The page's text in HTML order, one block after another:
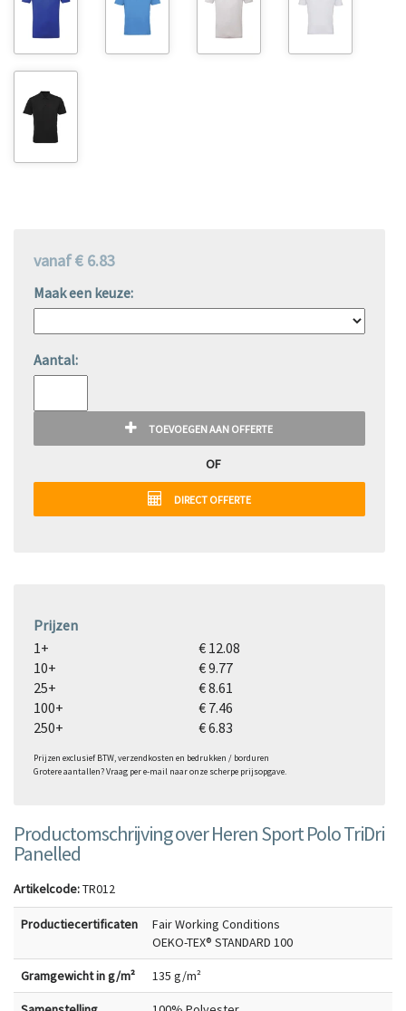
vanaf € 6.83
Maak een keuze:
Aantal:
TOEVOEGEN AAN OFFERTE
OF
DIRECT OFFERTE
Prijzen
1+
€ 12.08
10+
€ 9.77
25+
€ 8.61
100+
€ 7.46
250+
€ 6.83
Prijzen exclusief BTW, verzendkosten en bedrukken / borduren
Grotere aantallen? Vraag per e-mail naar onze scherpe prijsopgave.
Productomschrijving over Heren Sport Polo TriDri
Panelled
Artikelcode:TR012
Productiecertificaten
Fair Working Conditions
OEKO-TEX® STANDARD 100
Gramgewicht in g/m² 135 g/m²